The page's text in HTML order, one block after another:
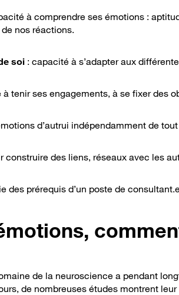
à comprendre ses émotions :
nos réactions.
soi : capacité à s’adapter aux
à tenir ses engagements, à se fixer des
d’autrui indépendamment de
construire des liens, réseaux avec les
des prérequis d’un poste de
de la neuroscience a pendant
de nombreuses études montrent